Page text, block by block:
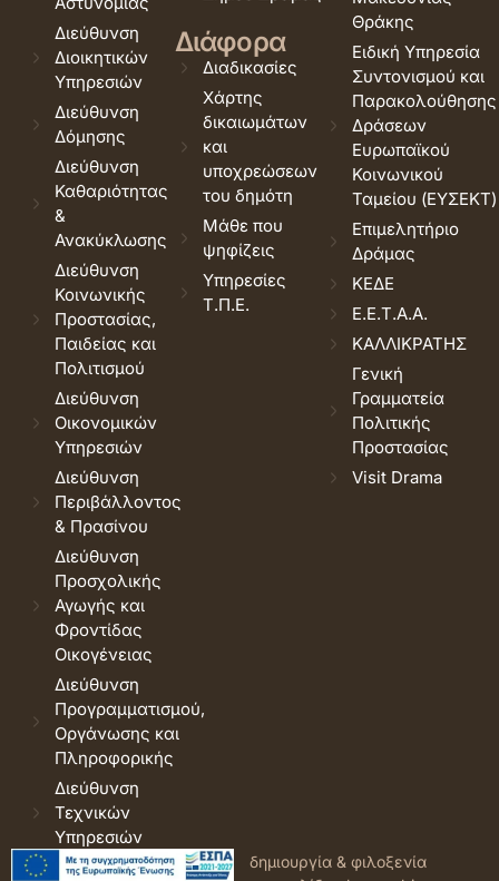
Διεύθυνση
Διοικητικών
Υπηρεσιών
Διεύθυνση
Δόμησης
Διεύθυνση
Καθαριότητας
&
Ανακύκλωσης
Διεύθυνση
Κοινωνικής
Προστασίας,
Παιδείας και
Πολιτισμού
Διεύθυνση
Οικονομικών
Υπηρεσιών
Διεύθυνση
Περιβάλλοντος
& Πρασίνου
Διεύθυνση
Προσχολικής
Αγωγής και
Φροντίδας
Οικογένειας
Διεύθυνση
Προγραμματισμού,
Οργάνωσης και
Πληροφορικής
Διεύθυνση
Τεχνικών
Υπηρεσιών
Διάφορα
Διαδικασίες
Χάρτης
δικαιωμάτων
και
υποχρεώσεων
του δημότη
Μάθε που
ψηφίζεις
Υπηρεσίες
Τ.Π.Ε.
Θράκης
Ειδική Υπηρεσία
Συντονισμού και
Παρακολούθησης
Δράσεων
Ευρωπαϊκού
Κοινωνικού
Ταμείου (ΕΥΣΕΚΤ)
Επιμελητήριο
Δράμας
ΚΕΔΕ
Ε.Ε.Τ.Α.Α.
ΚΑΛΛΙΚΡΑΤΗΣ
Γενική
Γραμματεία
Πολιτικής
Προστασίας
Visit Drama
© 2026 Δήμος Δράμας. Όροι
δημιουργία & φιλοξενία